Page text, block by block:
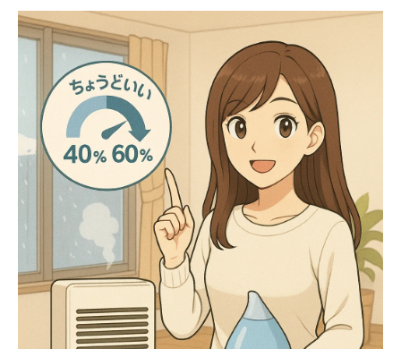
❄️ 暖房と加湿の上手な組み合わせ方
🪟 結露を増やさないポイント：今日からでき
る実践テクニック
🔬 空気質の“見える化”で安心をプラス！真菌
検査の重要性
🌿 健康と快適のために、室内環境をトータル
で考える
☎️ 手に負えないカビトラブルはＭＩＳＴ工法
®カビバスターズ仙台へ！